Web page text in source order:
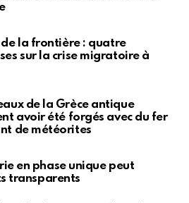
la frontière : quatre
sur la crise migratoire à
de la Grèce antique
avoir été forgés avec du fer
de météorites
en phase unique peut
transparents